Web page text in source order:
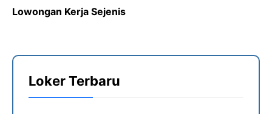
e
o
k
t
e
e
r
m
t
A
p
y
i
Lowongan Kerja Sejenis
Loker Terbaru